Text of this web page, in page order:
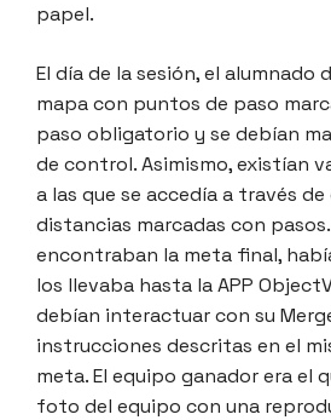
papel.
El día de la sesión, el alumnado
mapa con puntos de paso
paso obligatorio y se debían
de control. Asimismo, existían
a las que se accedía a través
distancias marcadas con
encontraban la meta final,
los llevaba hasta la APP
debían interactuar con su
instrucciones descritas en el
meta. El equipo ganador era el
foto del equipo con una